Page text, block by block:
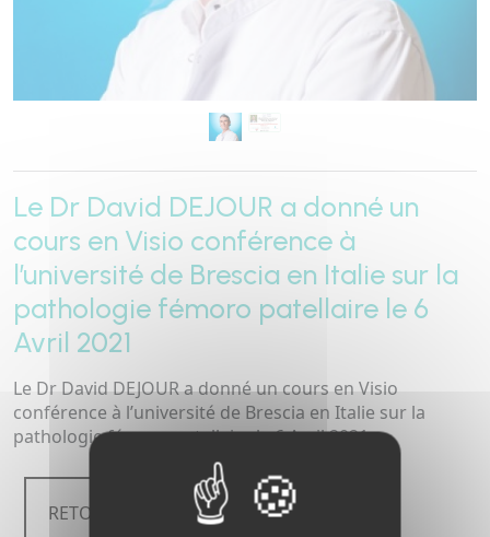
Le Dr David DEJOUR a donné un
cours en Visio conférence à
l’université de Brescia en Italie sur la
pathologie fémoro patellaire le 6
Avril 2021
Le Dr David DEJOUR a donné un cours en Visio
conférence à l’université de Brescia en Italie sur la
pathologie fémoro patellaire le 6 Avril 2021
RETOUR